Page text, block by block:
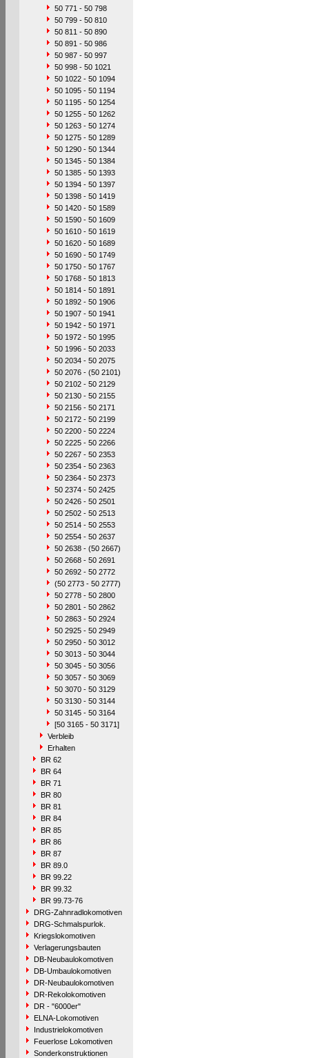
50 771 - 50 798
50 799 - 50 810
50 811 - 50 890
50 891 - 50 986
50 987 - 50 997
50 998 - 50 1021
50 1022 - 50 1094
50 1095 - 50 1194
50 1195 - 50 1254
50 1255 - 50 1262
50 1263 - 50 1274
50 1275 - 50 1289
50 1290 - 50 1344
50 1345 - 50 1384
50 1385 - 50 1393
50 1394 - 50 1397
50 1398 - 50 1419
50 1420 - 50 1589
50 1590 - 50 1609
50 1610 - 50 1619
50 1620 - 50 1689
50 1690 - 50 1749
50 1750 - 50 1767
50 1768 - 50 1813
50 1814 - 50 1891
50 1892 - 50 1906
50 1907 - 50 1941
50 1942 - 50 1971
50 1972 - 50 1995
50 1996 - 50 2033
50 2034 - 50 2075
50 2076 - (50 2101)
50 2102 - 50 2129
50 2130 - 50 2155
50 2156 - 50 2171
50 2172 - 50 2199
50 2200 - 50 2224
50 2225 - 50 2266
50 2267 - 50 2353
50 2354 - 50 2363
50 2364 - 50 2373
50 2374 - 50 2425
50 2426 - 50 2501
50 2502 - 50 2513
50 2514 - 50 2553
50 2554 - 50 2637
50 2638 - (50 2667)
50 2668 - 50 2691
50 2692 - 50 2772
(50 2773 - 50 2777)
50 2778 - 50 2800
50 2801 - 50 2862
50 2863 - 50 2924
50 2925 - 50 2949
50 2950 - 50 3012
50 3013 - 50 3044
50 3045 - 50 3056
50 3057 - 50 3069
50 3070 - 50 3129
50 3130 - 50 3144
50 3145 - 50 3164
[50 3165 - 50 3171]
Verbleib
Erhalten
BR 62
BR 64
BR 71
BR 80
BR 81
BR 84
BR 85
BR 86
BR 87
BR 89.0
BR 99.22
BR 99.32
BR 99.73-76
DRG-Zahnradlokomotiven
DRG-Schmalspurlok.
Kriegslokomotiven
Verlagerungsbauten
DB-Neubaulokomotiven
DB-Umbaulokomotiven
DR-Neubaulokomotiven
DR-Rekolokomotiven
DR - "6000er"
ELNA-Lokomotiven
Industrielokomotiven
Feuerlose Lokomotiven
Sonderkonstruktionen